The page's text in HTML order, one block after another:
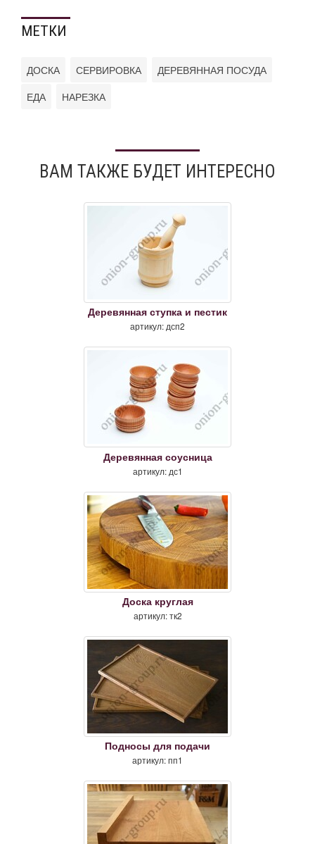
МЕТКИ
ДОСКА СЕРВИРОВКА
ДЕРЕВЯННАЯ ПОСУДА
ЕДА
НАРЕЗКА
ВАМ ТАКЖЕ БУДЕТ ИНТЕРЕСНО
Деревянная ступка и пестик
артикул: дсп2
Деревянная соусница
артикул: дс1
Доска круглая
артикул: тк2
Подносы для подачи
артикул: пп1